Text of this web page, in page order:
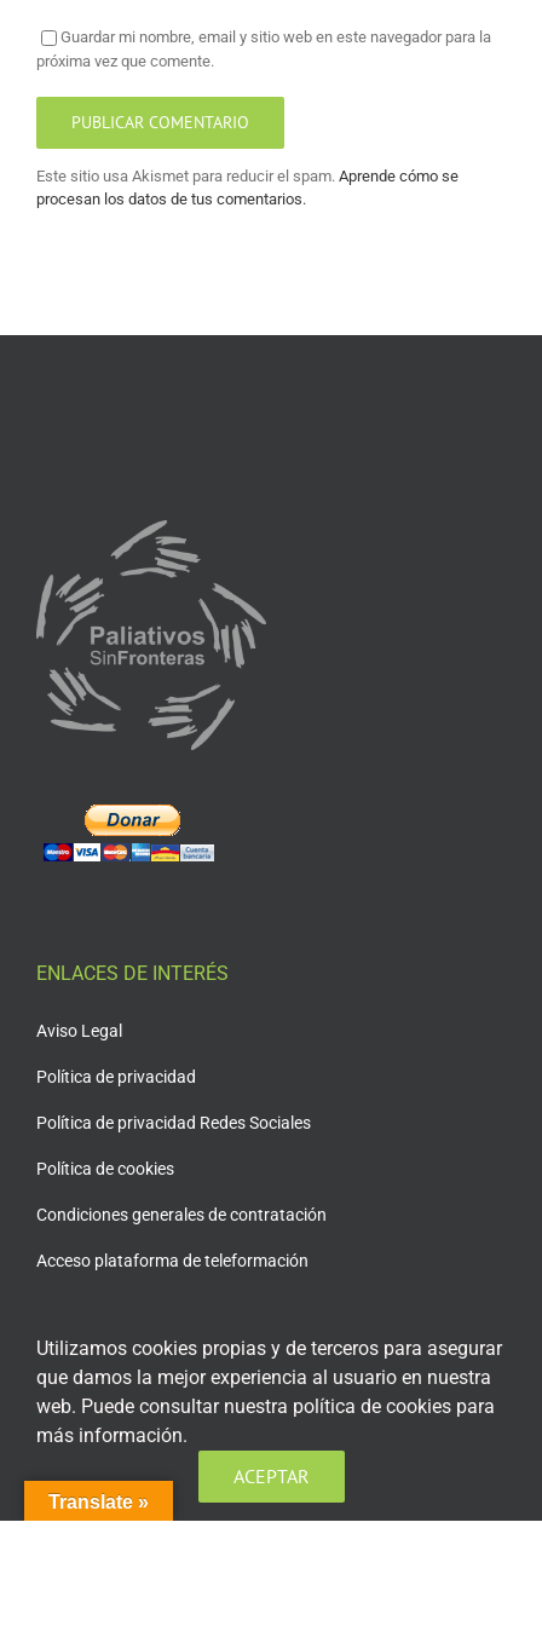
Guardar mi nombre, email y sitio web en este navegador para la
próxima vez que comente.
Este sitio usa Akismet para reducir el spam. Aprende cómo se
procesan los datos de tus comentarios.
ENLACES DE INTERÉS
Aviso Legal
Política de privacidad
Política de privacidad Redes Sociales
Política de cookies
Condiciones generales de contratación
Acceso plataforma de teleformación
ENCUÉNTRANOS EN LAS REDES SOCIALES
Translate »
Utilizamos cookies propias y de terceros para asegurar
que damos la mejor experiencia al usuario en nuestra
web. Puede consultar nuestra política de cookies para
más información.
ACEPTAR